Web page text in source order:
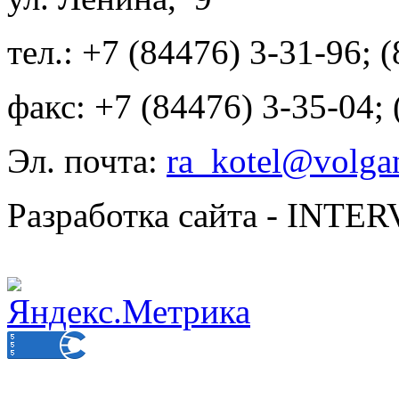
тел.: +7 (84476) 3-31-96;
факс: +7 (84476) 3-35-04;
Эл. почта:
Разработка сайта -